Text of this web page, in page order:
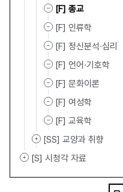
[F] 종교
[F] 인류학
[F] 정신분석·심리
[F] 언어·기호학
[F] 문화이론
[F] 여성학
[F] 교육학
[SS] 교양과 취향
[S] 시청각 자료